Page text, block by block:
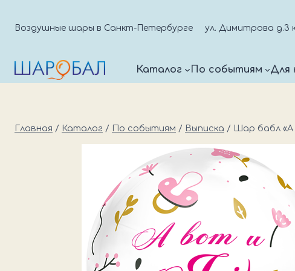
Воздушные шары в Санкт-Петербурге ул. Димитрова д.3
Каталог По событиям Для
Главная / Каталог / По событиям / Выписка / Шар бабл